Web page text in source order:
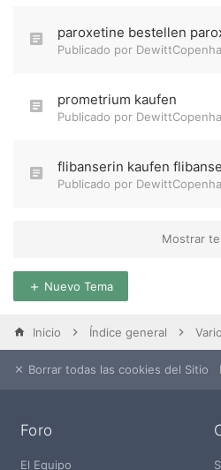
paroxetine bestellen
Publicado por
prometrium kaufen
Publicado por
flibanserin kaufen
Publicado por
Mostrar
Nuevo Tema
Inicio Índice general
Borrar todas las cookies del Sitio
Foro
El Equipo